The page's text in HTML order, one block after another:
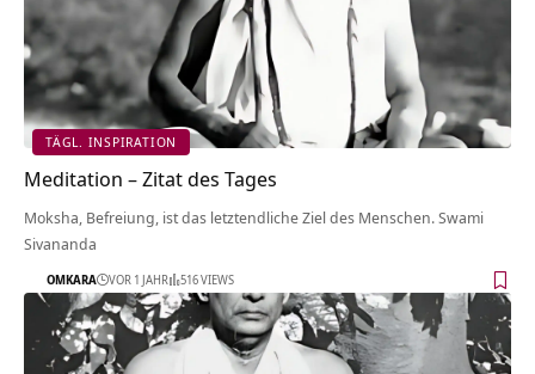
TÄGL. INSPIRATION
Meditation – Zitat des Tages
Moksha, Befreiung, ist das letztendliche Ziel des Menschen. Swami
Sivananda
OMKARA VOR 1 JAHR 516 VIEWS